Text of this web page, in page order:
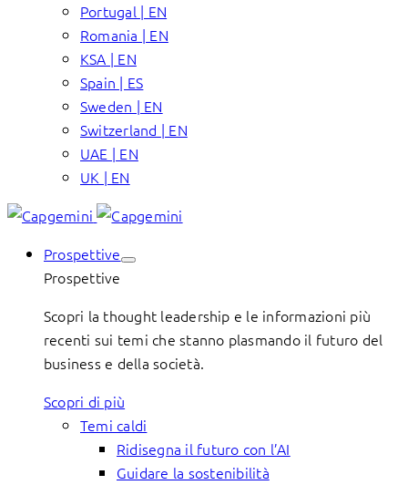
Portugal | EN
Romania | EN
KSA | EN
Spain | ES
Sweden | EN
Switzerland | EN
UAE | EN
UK | EN
Prospettive
Prospettive
Scopri la thought leadership e le informazioni più
recenti sui temi che stanno plasmando il futuro del
business e della società.
Scopri di più
Temi caldi
Ridisegna il futuro con l’AI
Guidare la sostenibilità